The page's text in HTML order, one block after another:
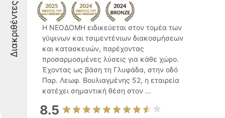
Διακριθέντες
Η ΝΕΟΔΟΜΗ ειδικεύεται στον τομέα των
γύψινων και τσιμεντένιων διακοσμήσεων
και κατασκευών, παρέχοντας
προσαρμοσμένες λύσεις για κάθε χώρο.
Έχοντας ως βάση τη Γλυφάδα, στην οδό
Παρ. Λεωφ. Βουλιαγμένης 52, η εταιρεία
κατέχει σημαντική θέση στον ...
8.5